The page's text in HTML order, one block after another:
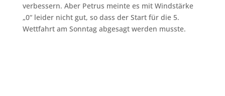
verbessern. Aber Petrus meinte es mit Windstärke
„0“ leider nicht gut, so dass der Start für die 5.
Wettfahrt am Sonntag abgesagt werden musste.